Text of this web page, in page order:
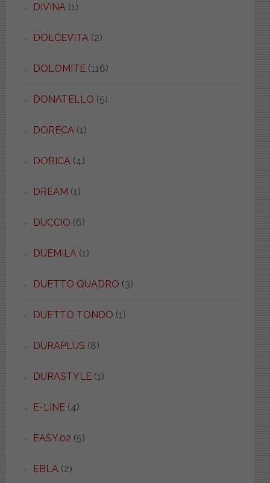
DIVINA (1)
DOLCEVITA (2)
DOLOMITE(116)
DONATELLO (5)
DORECA (1)
DORICA (4)
DREAM (1)
DUCCIO (6)
DUEMILA (1)
DUETTO QUADRO (3)
DUETTO TONDO (1)
DURAPLUS (8)
DURASTYLE(1)
E-LINE(4)
EASY.02 (5)
EBLA (2)